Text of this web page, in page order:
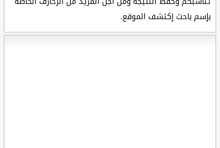
بإسم باحث إكتشف الموقع.